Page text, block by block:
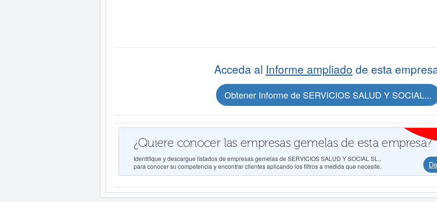
Acceda al Informe ampliado de esta
Obtener Informe de SERVICIOS SALUD Y SOCIAL...
¿Quiere conocer las empresas gemelas de esta empresa?
Identifique y descargue listados de empresas gemelas de SERVICIOS SALUD Y SOCIAL SL.,
para conocer su competencia y encontrar clientes aplicando los filtros a medida que necesite.